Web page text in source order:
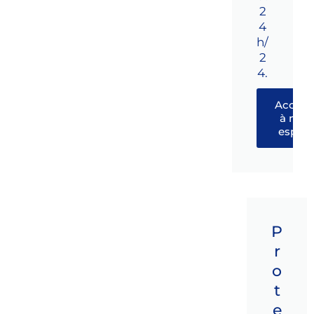
2
4
h/
2
4.
à mon
P
r
o
t
e